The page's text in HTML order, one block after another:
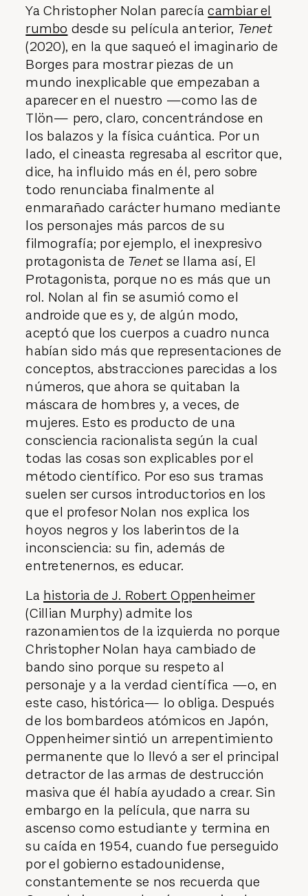
Ya Christopher Nolan parecíacambiar el
rumbo desde su película anterior, Tenet
(2020), en la que saqueó el imaginario de
Borges para mostrar piezas de un
mundo inexplicable que empezaban a
aparecer en el nuestro —como las de
Tlön— pero, claro, concentrándose en
los balazos y la física cuántica. Por un
lado, el cineasta regresaba al escritor que,
dice, ha influido más en él, pero sobre
todo renunciaba finalmente al
enmarañado carácter humano mediante
los personajes más parcos de su
filmografía; por ejemplo, el inexpresivo
protagonista de Tenetse llama así, El
Protagonista, porque no es más que un
rol. Nolan al fin se asumió como el
androide que es y, de algún modo,
aceptó que los cuerpos a cuadro nunca
habían sido más que representaciones de
conceptos, abstracciones parecidas a los
números, que ahora se quitaban la
máscara de hombres y, a veces, de
mujeres. Esto es producto de una
consciencia racionalista según la cual
todas las cosas son explicables por el
método científico. Por eso sus tramas
suelen ser cursos introductorios en los
que el profesor Nolan nos explica los
hoyos negros y los laberintos de la
inconsciencia: su fin, además de
entretenernos, es educar.
La historia de J. Robert Oppenheimer
(Cillian Murphy) admite los
razonamientos de la izquierda no porque
Christopher Nolan haya cambiado de
bando sino porque su respeto al
personaje y a la verdad científica —o, en
este caso, histórica— lo obliga. Después
de los bombardeos atómicos en Japón,
Oppenheimer sintió un arrepentimiento
permanente que lo llevó a ser el principal
detractor de las armas de destrucción
masiva que él había ayudado a crear. Sin
embargo en la película, que narra su
ascenso como estudiante y termina en
su caída en 1954, cuando fue perseguido
por el gobierno estadounidense,
constantemente se nos recuerda que